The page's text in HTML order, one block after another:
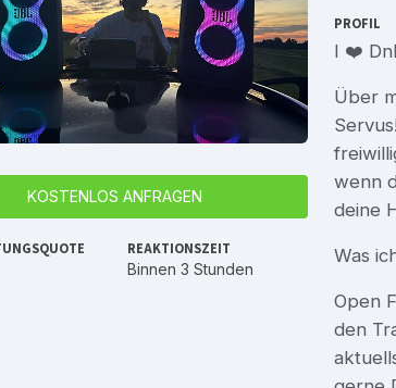
KOSTENLOS ANFRAGEN
REAKTIONSZEIT
Binnen 3 Stunden
PROFIL
I ❤️
Über
wenn
deine
Was
Open
den